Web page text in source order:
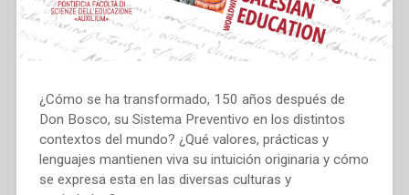
¿Cómo se ha transformado, 150 años después de
Don Bosco, su Sistema Preventivo en los distintos
contextos del mundo? ¿Qué valores, prácticas y
lenguajes mantienen viva su intuición originaria y cómo
se expresa esta en las diversas culturas y